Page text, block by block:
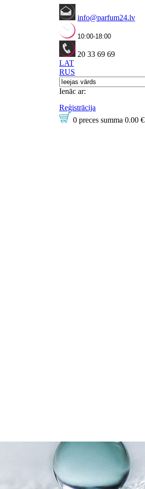
info@parfum24.lv
10:00-18:00
20 33 69 69
LAT
RUS
Ienāc ar:
Reģistrācija
0 preces summa 0.00 €